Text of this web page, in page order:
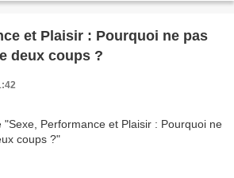
et Plaisir : Pourquoi ne pas
deux coups ?